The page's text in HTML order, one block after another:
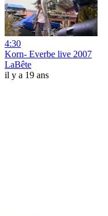
4:30
Korn- Everbe live 2007
LaBête
il y a 19 ans